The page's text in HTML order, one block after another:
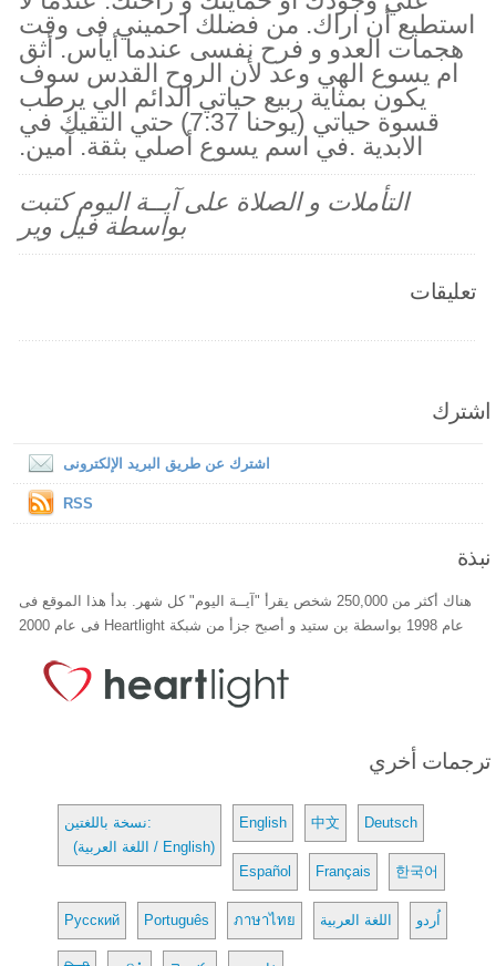
استطيع أن اراك. من فضلك احميني فى وقت
هجمات العدو و فرح نفسى عندما أيأس. أثق
ام يسوع الهي وعد لأن الروح القدس سوف
يكون بمثاية ربيع حياتي الدائم الي يرطب
قسوة حياتي (يوحنا 7:37) حتي التقيك في
الابدية .في اسم يسوع أصلي بثقة. آمين.
التأملات و الصلاة على آيــة اليوم كتبت
بواسطة فيل وير
تعليقات
اشترك
اشترك عن طريق البريد الإلكترونى
RSS
نبذة
هناك أكثر من 250,000 شخص يقرأ "آيــة اليوم" كل شهر. بدأ هذا الموقع فى
عام 1998 بواسطة بن ستيد و أصبح جزأ من شبكة Heartlight فى عام 2000
ترجمات أخري
نسخة باللغتين:
(اللغة العربية / English)
English 中文 Deutsch
Español Français 한국어
Русский Português ภาษาไทย اللغة العربية اُردو